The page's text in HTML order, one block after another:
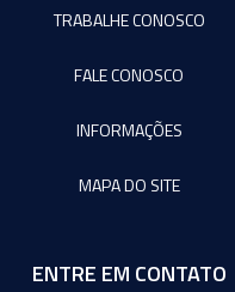
TRABALHE CONOSCO
FALE CONOSCO
INFORMAÇÕES
MAPA DO SITE
ENTRE EM CONTATO